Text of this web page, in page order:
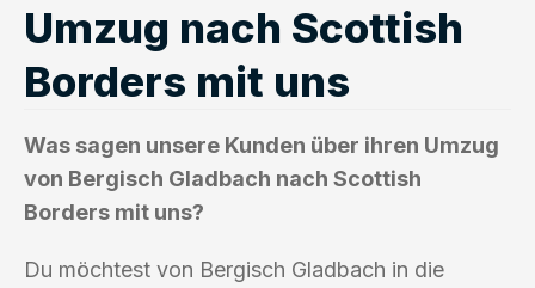
Umzug nach Scottish
Borders mit uns
Was sagen unsere Kunden über ihren Umzug
von Bergisch Gladbach nach Scottish
Borders mit uns?
Du möchtest von Bergisch Gladbach in die